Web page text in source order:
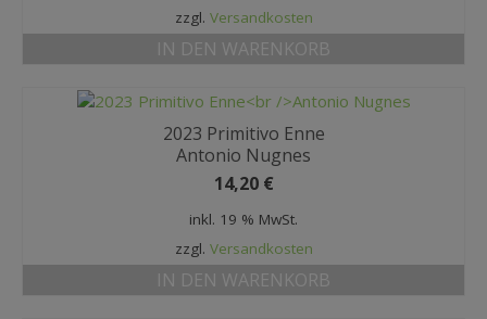
Datenschutzbelehrung
Widerrufsbelehrung
Versandarten
Zahlungsarten
FRAGEBOGEN
WEINSEMINARE
zzgl. Versandkosten
IN DEN WARENKORB
2023 Primitivo Enne
Antonio Nugnes
14,20 €
inkl. 19 % MwSt.
zzgl. Versandkosten
IN DEN WARENKORB